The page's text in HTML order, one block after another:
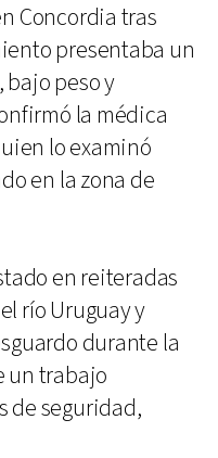
Concordia tras
presentaba un
peso y
la médica
lo examinó
en la zona de
en reiteradas
río Uruguay y
durante la
un trabajo
de seguridad,